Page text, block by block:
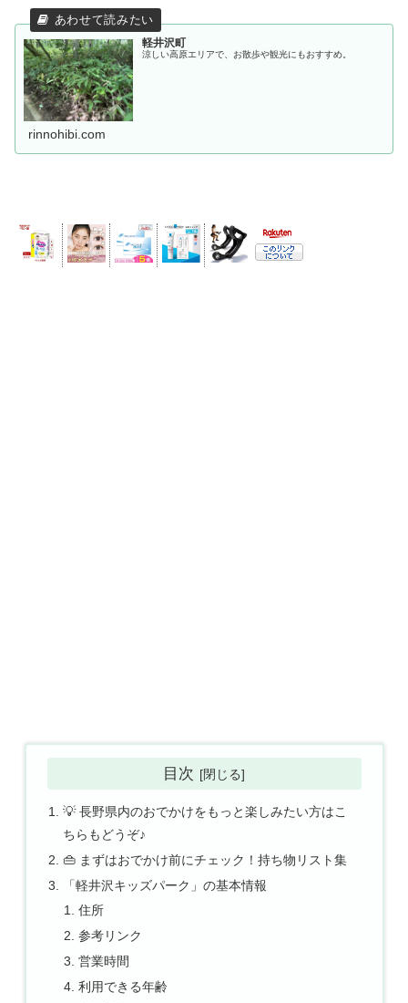
軽井沢町
涼しい高原エリアで、お散歩や観光にもおすすめ。
rinnohibi.com
目次
💡 長野県内のおでかけをもっと楽しみたい方はこ
ちらもどうぞ♪
👜 まずはおでかけ前にチェック！持ち物リスト集
「軽井沢キッズパーク」の基本情報
住所
参考リンク
営業時間
利用できる年齢